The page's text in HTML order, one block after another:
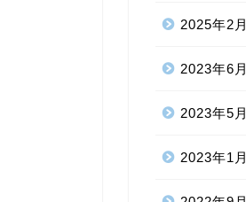
2025年2月
2023年6月
2023年5月
2023年1月